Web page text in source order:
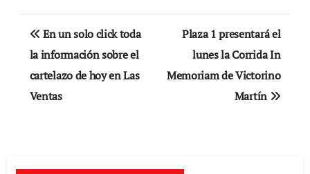
Navegación
de
entradas
En un solo click toda
la información sobre el
cartelazo de hoy en Las
Ventas
Plaza 1 presentará el
lunes la Corrida In
Memoriam de Victorino
Martín